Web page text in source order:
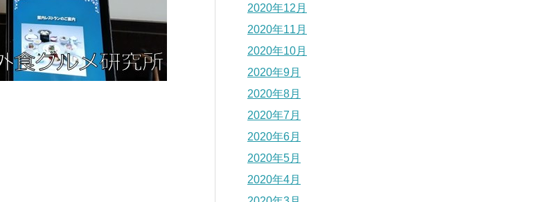
2020年12月
2020年11月
2020年10月
2020年9月
2020年8月
2020年7月
2020年6月
2020年5月
2020年4月